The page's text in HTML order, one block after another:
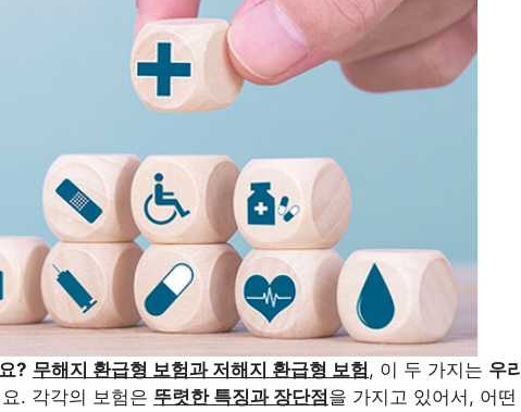
? 무해지 환급형 보험과 저해지 환급형 보험, 이 두 가지는 우리
. 각각의 보험은 뚜렷한 특징과 장단점 을 가지고 있어서, 어떤